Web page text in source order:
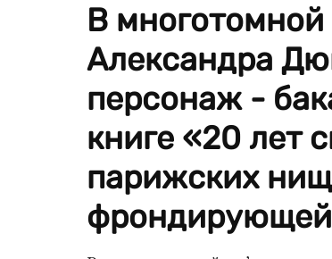
В многотомной
Александра
персонаж -
книге «20 лет
парижских
фрондирующей